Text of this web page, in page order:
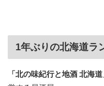
1年ぶりの北海道ラ
「北の味紀行と地酒 北海道